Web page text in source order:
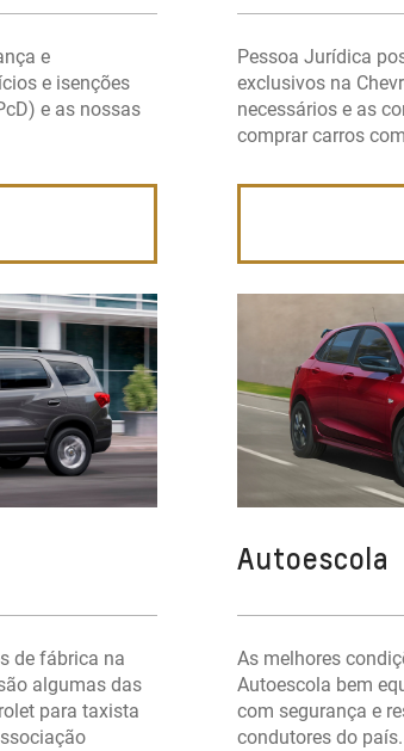
e
e isenções
e as nossas
Pessoa Jurídica
exclusivos na
necessários e as
comprar carros
de fábrica na
algumas das
para taxista
Autoescola
As melhores
Autoescola bem
com segurança e
condutores do